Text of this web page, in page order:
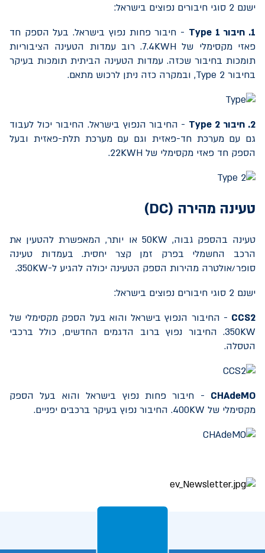
ישנם 2 סוגי חיבורים נפוצים בישראל:
1. חיבור
Type 1 - חיבור פחות נפוץ בישראל. בעל הספק חד
פאזי מקסימלי של 7.4KWH. רוב עמדות הטעינה הציבוריות
תומכות בחיבור שכזה. עמדות הטעינה הביתית תומכות בעיקר
בחיבור Type 2, ובמקרה כזה ניתן לרכוש מתאם.
2. חיבור Type 2 - החיבור הנפוץ בישראל. החיבור יכול לעבוד
גם עם מערכת חד-פאזית וגם עם מערכת תלת-פאזית ובעל
הספק חד פאזי מקסימלי של 22KWH
.
טעינה מהירה (DC
)
טעינה בהספק גבוה, 50KW או יותר, המאפשרת להטעין את
הרכב החשמלי בפרק זמן קצר יחסית. בעמדות טעינה
סופר/אולטרה מהירות הספק הטעינה יכולה להגיע ל-350KW
.
ישנם 2 סוגי חיבורים נפוצים בישראל:
CCS2 - החיבור הנפוץ בישראל והוא בעל הספק מקסימלי של
350KW. החיבור נפוץ ברוב הדגמים החדשים, כולל ברכבי
הטסלה.
CHAdeMO - חיבור פחות נפוץ בישראל והוא בעל הספק
מקסימלי של 400KW. החיבור נפוץ בעיקר ברכבים יפניים.